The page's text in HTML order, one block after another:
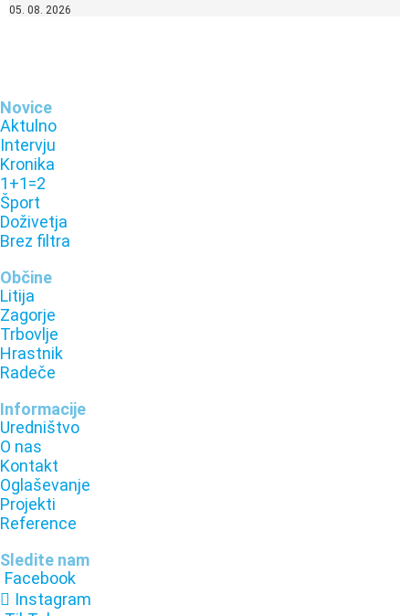
05. 08. 2026
Novice
Aktulno
Intervju
Kronika
1+1=2
Šport
Doživetja
Brez filtra
Občine
Litija
Zagorje
Trbovlje
Hrastnik
Radeče
Informacije
Uredništvo
O nas
Kontakt
Oglaševanje
Projekti
Reference
Sledite nam
Facebook
Instagram